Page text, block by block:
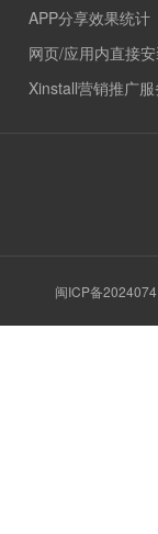
APP分享效果统计
网页/应用内直接
Xinstall营销推广
闽ICP备